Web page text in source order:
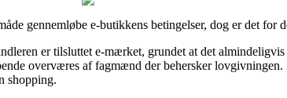
gennemløbe e-butikkens betingelser, dog er det for
er tilsluttet e-mærket, grundet at det
overværes af fagmænd der behersker
shopping.